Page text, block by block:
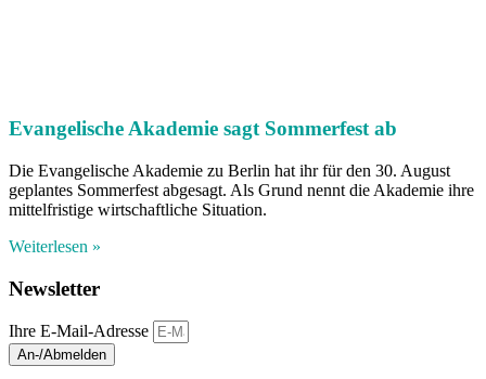
Evangelische Akademie sagt Sommerfest ab
Die Evangelische Akademie zu Berlin hat ihr für den 30. August
geplantes Sommerfest abgesagt. Als Grund nennt die Akademie ihre
mittelfristige wirtschaftliche Situation.
Weiterlesen »
Newsletter
Ihre E-Mail-Adresse
An-/Abmelden